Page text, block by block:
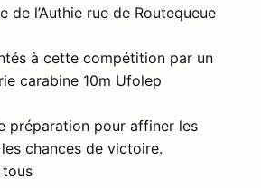
de l’Authie rue de Routequeue
à cette compétition par un
carabine 10m Ufolep
préparation pour affiner les
chances de victoire.